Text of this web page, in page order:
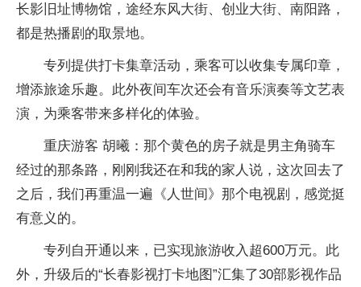
长影旧址博物馆，途经东风大街、创业大街、南阳路，
都是热播剧的取景地。
专列提供打卡集章活动，乘客可以收集专属印章，
增添旅途乐趣。此外夜间车次还会有音乐演奏等文艺表
演，为乘客带来多样化的体验。
重庆游客 胡曦：那个黄色的房子就是男主角骑车
经过的那条路，刚刚我还在和我的家人说，这次回去了
之后，我们再重温一遍《人世间》那个电视剧，感觉挺
有意义的。
专列自开通以来，已实现旅游收入超600万元。此
外，升级后的“长春影视打卡地图”汇集了30部影视作品